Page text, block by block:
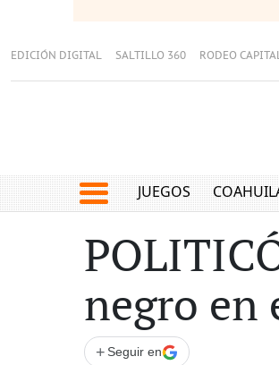
EDICIÓN DIGITAL SALTILLO 360 RODEO
JUEGOS
negro en
+ Seguir en